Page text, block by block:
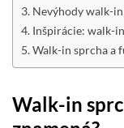
Nevýhody walk-
Inšpirácie: walk-
Walk-in sprcha a
Walk-in